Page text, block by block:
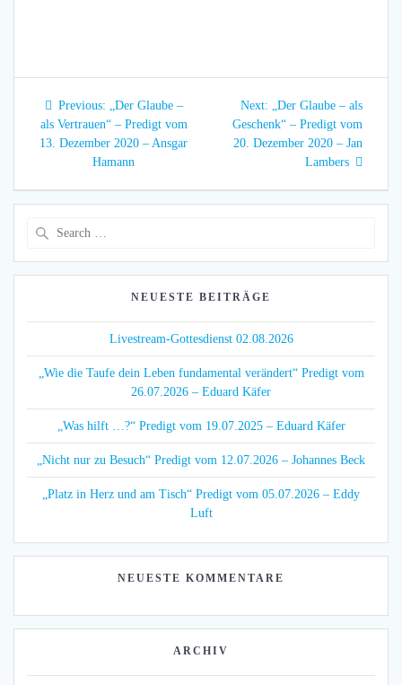
Beitragsnavigation
Previous:
Previous
post:
„Der Glaube –
als Vertrauen“ – Predigt vom
13. Dezember 2020 – Ansgar
Hamann
Next:
Next
post:
„Der Glaube – als
Geschenk“ – Predigt vom
20. Dezember 2020 – Jan
Lambers
NEUESTE BEITRÄGE
Livestream-Gottesdienst 02.08.2026
„Wie die Taufe dein Leben fundamental verändert“ Predigt vom
26.07.2026 – Eduard Käfer
„Was hilft …?“ Predigt vom 19.07.2025 – Eduard Käfer
„Nicht nur zu Besuch“ Predigt vom 12.07.2026 – Johannes Beck
„Platz in Herz und am Tisch“ Predigt vom 05.07.2026 – Eddy
Luft
NEUESTE KOMMENTARE
ARCHIV